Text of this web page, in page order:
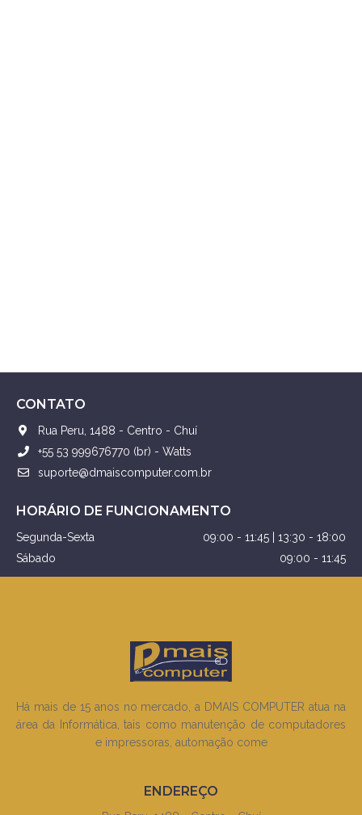
CONTATO
Rua Peru, 1488 - Centro - Chuí
+55 53 999676770 (br) - Watts
suporte@dmaiscomputer.com.br
HORÁRIO DE FUNCIONAMENTO
Segunda-Sexta
09:00 - 11:45 | 13:30 - 18:00
Sábado
09:00 - 11:45
Há mais de 15 anos no mercado, a DMAIS COMPUTER atua na
área da Informática, tais como manutenção de computadores
e impressoras, automação come
ENDEREÇO